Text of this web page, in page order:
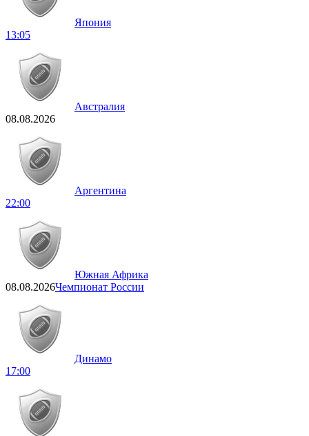
Япония
13:05
Австралия
08.08.2026
Аргентина
22:00
Южная Африка
08.08.2026Чемпионат России
Динамо
17:00